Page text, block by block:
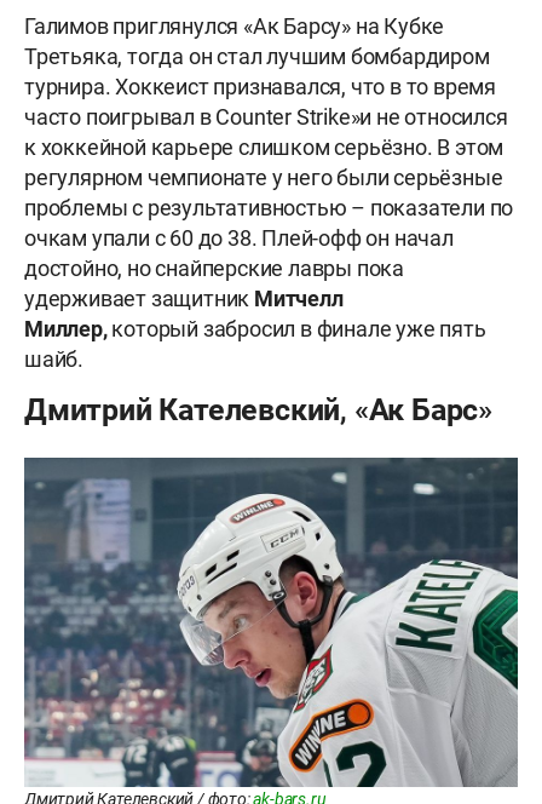
Галимов приглянулся «Ак Барсу» на Кубке
Третьяка, тогда он стал лучшим бомбардиром
турнира. Хоккеист признавался, что в то время
часто поигрывал в Counter Strike»и не относился
к хоккейной карьере слишком серьёзно. В этом
регулярном чемпионате у него были серьёзные
проблемы с результативностью – показатели по
очкам упали с 60 до 38. Плей-офф он начал
достойно, но снайперские лавры пока
удерживает защитник Митчелл
Миллер,который забросил в финале уже пять
шайб.
Дмитрий Кателевский, «Ак Барс»
Дмитрий Кателевский / фото:ak-bars.ru